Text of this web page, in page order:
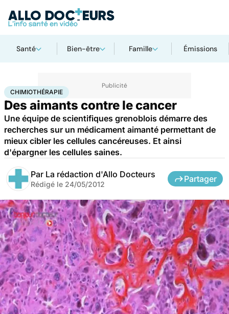
Santé Bien-être Famille Émissions
AccueilSantéMaladies Chimiothérapie
CHIMIOTHÉRAPIE
Des aimants contre le cancer
Une équipe de scientifiques grenoblois démarre des
recherches sur un médicament aimanté permettant de
mieux cibler les cellules cancéreuses. Et ainsi
d'épargner les cellules saines.
Par La rédaction d'Allo Docteurs
Rédigé le 24/05/2012
Partager